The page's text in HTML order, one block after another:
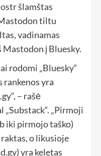
šlamštas
tiltu
vadinamas
į Bluesky.
rodomi „Bluesky“
rankenos yra
– rašė
„Pirmoji
iki pirmojo taško)
o likusioje
yra keletas